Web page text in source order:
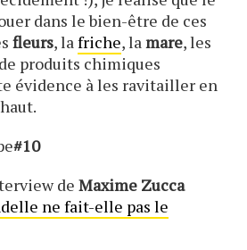
dans le bien-être de ces
fleurs, lafriche, lamare, les
produits chimiques
évidence à les ravitailler en
#10
de Maxime Zucca
ne fait-elle pas le